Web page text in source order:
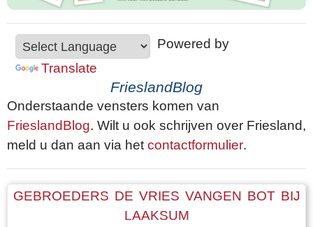
Powered by
Translate
FrieslandBlog
Onderstaande vensters komen van
FrieslandBlog. Wilt u ook schrijven over Friesland,
meld u dan aan via het contactformulier.
GEBROEDERS DE VRIES VANGEN BOT BIJ
LAAKSUM